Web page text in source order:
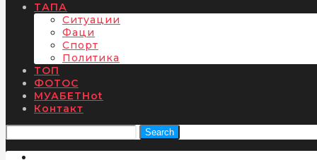
ТАПА
Ситуации
Фаци
Спорт
Политика
ТОП
ФОТОС
МУАБЕТHot
Контакт
Search